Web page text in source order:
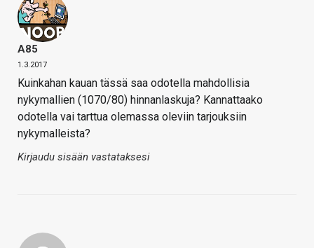
A85
1.3.2017
Kuinkahan kauan tässä saa odotella mahdollisia
nykymallien (1070/80) hinnanlaskuja? Kannattaako
odotella vai tarttua olemassa oleviin tarjouksiin
nykymalleista?
Kirjaudu sisään vastataksesi